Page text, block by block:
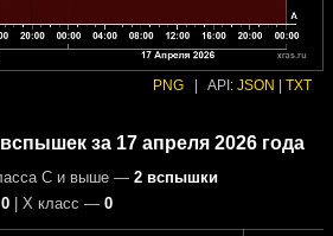
PNG API: JSON TXT
за 17 апреля 2026 года
C и выше — 2 вспышки
0 | X класс — 0